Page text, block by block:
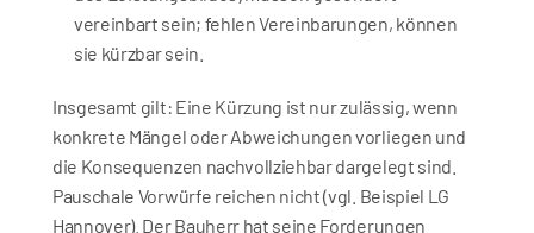
vereinbart sein; fehlen Vereinbarungen, können
sie kürzbar sein.
Insgesamt gilt: Eine Kürzung ist nur zulässig, wenn
konkrete Mängel oder Abweichungen vorliegen und
die Konsequenzen nachvollziehbar dargelegt sind.
Pauschale Vorwürfe reichen nicht (vgl. Beispiel LG
Hannover). Der Bauherr hat seine Forderungen